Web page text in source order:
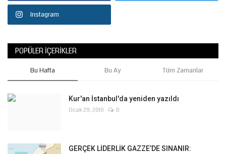
Instagram
POPÜLER İÇERIKLER
Bu Hafta Bu Ay Tüm Zamanlar
Kur'an İstanbul'da yeniden yazıldı
Ocak 29, 2010 0
GERÇEK LİDERLİK GAZZE’DE SINANIR: